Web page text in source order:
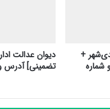
+
دیوان عدالت
تضمینی] آدرس